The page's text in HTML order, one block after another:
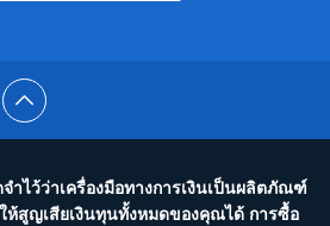
ำไว้ว่าเครื่องมือทางการเงินเป็นผลิตภัณฑ์
ห้สูญเสียเงินทุนทั้งหมดของคุณได้ การซื้อ